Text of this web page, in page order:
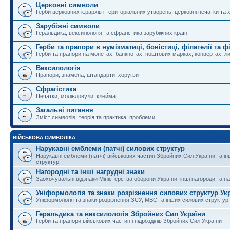
Церковні символи
Герби церковних ієрархів і територіальних утворень, церковні печатки та
Зарубіжні символи
Геральдика, вексилологія та сфрагістика зарубіжних країн
Герби та прапори в нумізматиці, боністиці, філателії та
Герби та прапори на монетах, банкнотах, поштових марках, конвертах,
Вексилологія
Прапори, знамена, штандарти, хоругви
Сфрагістика
Печатки, молівдовули, клейма
Загальні питання
Зміст символів; теорія та практика; проблеми
ВІЙСЬКОВА СИМВОЛІКА
Нарукавні емблеми (патчі) силових структур
Нарукавні емблеми (патчі) військових частин Збройних Сил України та
структур
Нагородні та інші нагрудні знаки
Заохочувальні відзнаки Міністерства оборони України, інші нагороди та
Уніформологія та знаки розрізнення силових структур
Уніформологія та знаки розрізнення ЗСУ, МВС та інших силових структур
Геральдика та вексилологія Збройних Сил України
Герби та прапори військових частин і підрозділів Збройних Сил України